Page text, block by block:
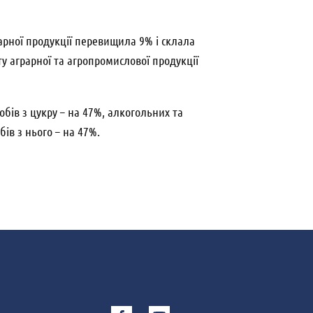
продукції перевищила 9% і склала
та агропромислової продукції
з цукру – на 47%, алкогольних та
з нього – на 47%.